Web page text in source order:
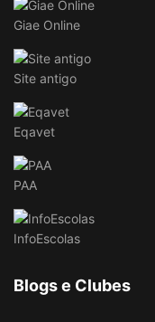
Giae Online
Site antigo
Eqavet
PAA
InfoEscolas
Blogs e Clubes